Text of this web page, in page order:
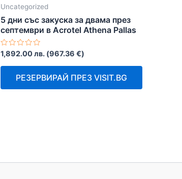
Uncategorized
5 дни със закуска за двама през
септември в Acrotel Athena Pallas
Оценено
с
0
1,892.00лв. (967.36 €)
РЕЗЕРВИРАЙ ПРЕЗ VISIT.BG